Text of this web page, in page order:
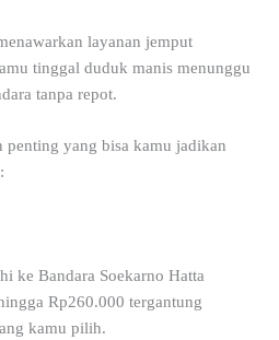
layanan jemput
tinggal duduk manis menunggu
tanpa repot.
yang bisa kamu jadikan
ke Bandara Soekarno Hatta
Rp260.000 tergantung
kamu pilih.